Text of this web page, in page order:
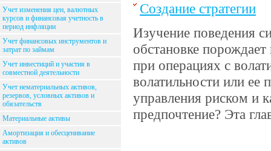
Учет изменения цен, валютных
курсов и финансовая учетность в
период инфляции
Учет финансовых инструментов и
затрат по займам
Учет инвестиций и участия в
совместной деятельности
Учет нематериальных активов,
резервов, условных активов и
обязательств
Материальные активы
Амортизация и обесценивание
активов
Создание стратегии
Изучение поведения
обстановке
при операциях с
волатильности или ее
управления риском и
предпочтение? Эта